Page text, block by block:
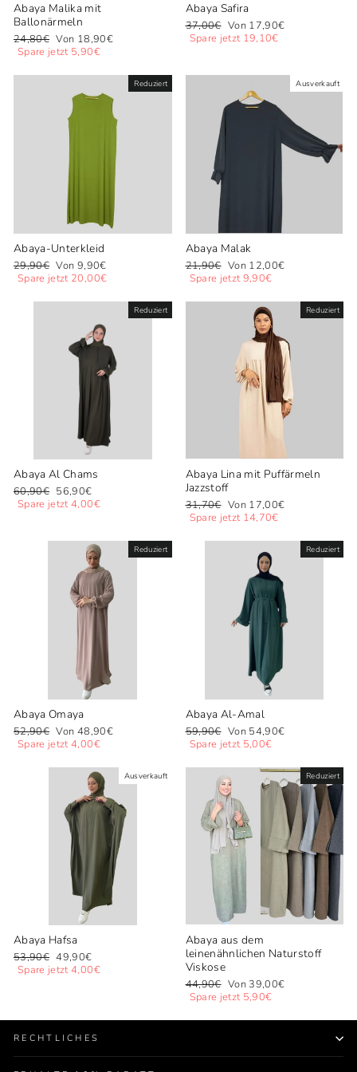
Abaya Malika mit
Ballonärmeln
Normaler
Preis
24,80€ Sonderpreis
Von 18,90€
Spare jetzt 5,90€
Abaya Safira
Normaler
Preis
37,00€ Sonderpreis
Von 17,90€
Spare jetzt 19,10€
Reduziert
Abaya-Unterkleid
Normaler
Preis
29,90€ Sonderpreis
Von 9,90€
Spare jetzt 20,00€
Ausverkauft
Abaya Malak
Normaler
Preis
21,90€ Sonderpreis
Von 12,00€
Spare jetzt 9,90€
Reduziert
Abaya Al Chams
Normaler
Preis
60,90€ Sonderpreis
56,90€
Spare jetzt 4,00€
Reduziert
Abaya Lina mit Puffärmeln
Jazzstoff
Normaler
Preis
31,70€ Sonderpreis
Von 17,00€
Spare jetzt 14,70€
Reduziert
Abaya Omaya
Normaler
Preis
52,90€ Sonderpreis
Von 48,90€
Spare jetzt 4,00€
Reduziert
Abaya Al-Amal
Normaler
Preis
59,90€ Sonderpreis
Von 54,90€
Spare jetzt 5,00€
Ausverkauft
Abaya Hafsa
Normaler
Preis
53,90€ Sonderpreis
49,90€
Spare jetzt 4,00€
Reduziert
Abaya aus dem
leinenähnlichen Naturstoff
Viskose
Normaler
Preis
44,90€ Sonderpreis
Von 39,00€
Spare jetzt 5,90€
RECHTLICHES